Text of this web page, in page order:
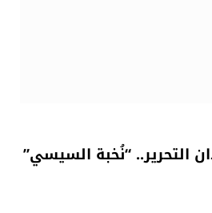
التحرير.. “نُخبة السيسي”